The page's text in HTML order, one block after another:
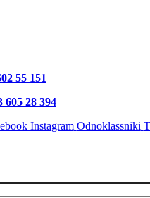
55 151
605 28 394
Instagram Odnoklassniki